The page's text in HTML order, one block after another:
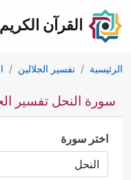
القرآن الكريم
الرئيسية تفسير الجلالين
سورة النحل تفسير
اختر سورة